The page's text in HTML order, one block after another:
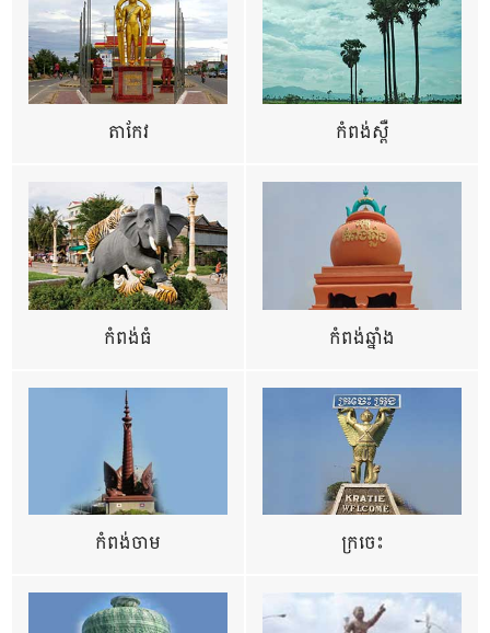
តាកែវ កំពង់ស្ពឺ
កំពង់ធំ កំពង់ឆ្នាំង
កំពង់ចាម ក្រចេះ